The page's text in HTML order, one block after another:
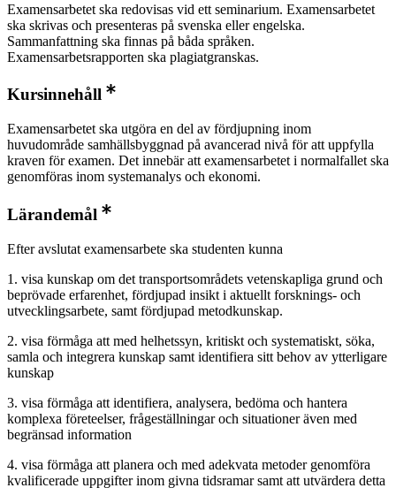
Examensarbetet ska redovisas vid ett seminarium. Examensarbetet
ska skrivas och presenteras på svenska eller engelska.
Sammanfattning ska finnas på båda språken.
Examensarbetsrapporten ska plagiatgranskas.
Kursinnehåll
Examensarbetet ska utgöra en del av fördjupning inom
huvudområde samhällsbyggnad på avancerad nivå för att uppfylla
kraven för examen. Det innebär att examensarbetet i normalfallet ska
genomföras inom systemanalys och ekonomi.
Lärandemål
Efter avslutat examensarbete ska studenten kunna
1. visa kunskap om det transportsområdets vetenskapliga grund och
beprövade erfarenhet, fördjupad insikt i aktuellt forsknings- och
utvecklingsarbete, samt fördjupad metodkunskap.
2. visa förmåga att med helhetssyn, kritiskt och systematiskt, söka,
samla och integrera kunskap samt identifiera sitt behov av ytterligare
kunskap
3. visa förmåga att identifiera, analysera, bedöma och hantera
komplexa företeelser, frågeställningar och situationer även med
begränsad information
4. visa förmåga att planera och med adekvata metoder genomföra
kvalificerade uppgifter inom givna tidsramar samt att utvärdera detta